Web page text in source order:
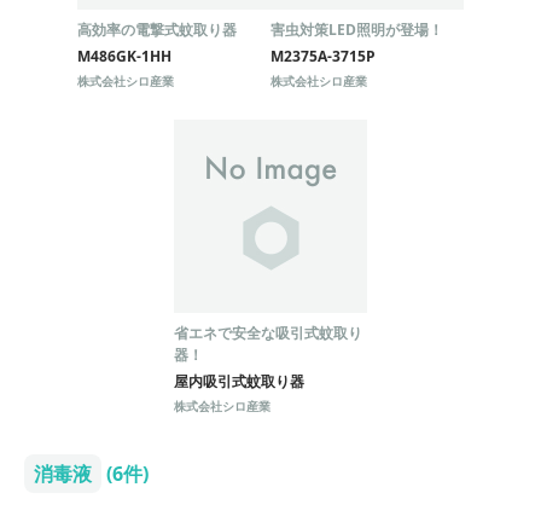
高効率の電撃式蚊取り器
M486GK-1HH
株式会社シロ産業
害虫対策LED照明が登場！
M2375A-3715P
株式会社シロ産業
省エネで安全な吸引式蚊取り
器！
屋内吸引式蚊取り器
株式会社シロ産業
消毒液 (6件)